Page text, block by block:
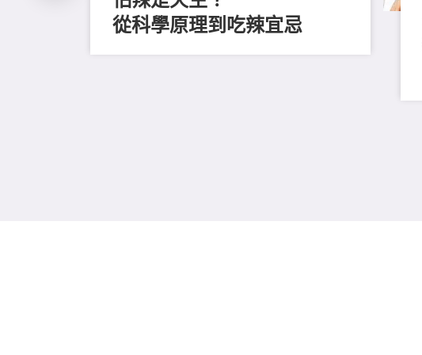
從科學原理到吃辣宜忌